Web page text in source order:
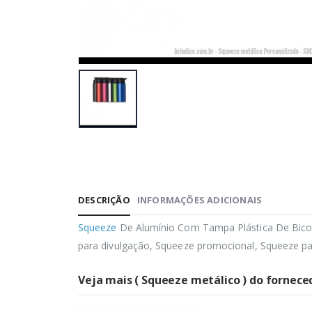
DESCRIÇÃO INFORMAÇÕES ADICIONAIS
Squeeze De Alumínio Com Tampa Plástica De
para divulgação, Squeeze promocional, Squeeze
Veja mais ( Squeeze metálico ) do